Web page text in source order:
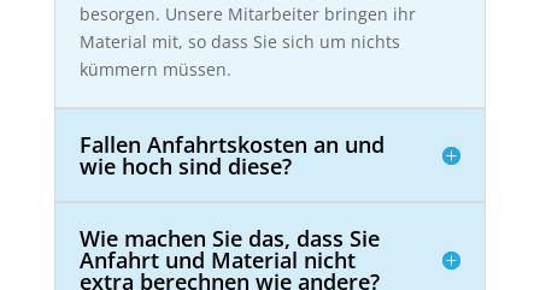
besorgen. Unsere Mitarbeiter bringen ihr
Material mit, so dass Sie sich um nichts
kümmern müssen.
Fallen Anfahrtskosten an und
wie hoch sind diese?
Wie machen Sie das, dass Sie
Anfahrt und Material nicht
extra berechnen wie andere?